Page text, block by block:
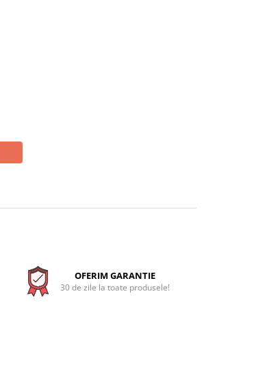
OFERIM GARANTIE
30 de zile la toate produsele!